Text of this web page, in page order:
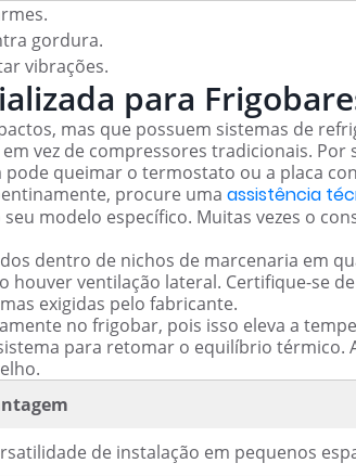
gordura.
vibrações.
para
mas que possuem sistemas de
vez de compressores tradicionais.
queimar o termostato ou a placa
procure uma assistência
modelo específico. Muitas vezes o
dentro de nichos de marcenaria em
houver ventilação lateral. Certifique-se
exigidas pelo fabricante.
no frigobar, pois isso eleva a
para retomar o equilíbrio térmico.
de instalação em pequenos